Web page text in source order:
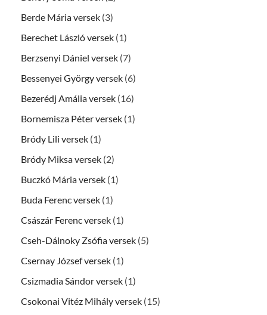
Berde Mária versek (3)
Berechet László versek (1)
Berzsenyi Dániel versek (7)
Bessenyei György versek (6)
Bezerédj Amália versek (16)
Bornemisza Péter versek (1)
Bródy Lili versek (1)
Bródy Miksa versek (2)
Buczkó Mária versek (1)
Buda Ferenc versek (1)
Császár Ferenc versek (1)
Cseh-Dálnoky Zsófia versek (5)
Csernay József versek (1)
Csizmadia Sándor versek (1)
Csokonai Vitéz Mihály versek (15)